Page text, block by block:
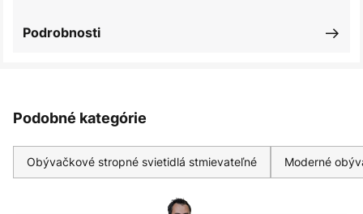
Podrobnosti
Podobné kategórie
Obývačkové stropné svietidlá stmievateľné Moderné